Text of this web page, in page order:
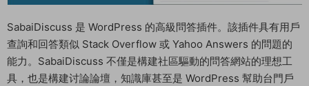
SabaiDiscuss 是 WordPress 的高級問答插件。該插件具有用戶
查詢和回答類似 Stack Overflow 或 Yahoo Answers 的問題的
能力。SabaiDiscuss 不僅是構建社區驅動的問答網站的理想工
具，也是構建讨論論壇，知識庫甚至是 WordPress 幫助台門戶